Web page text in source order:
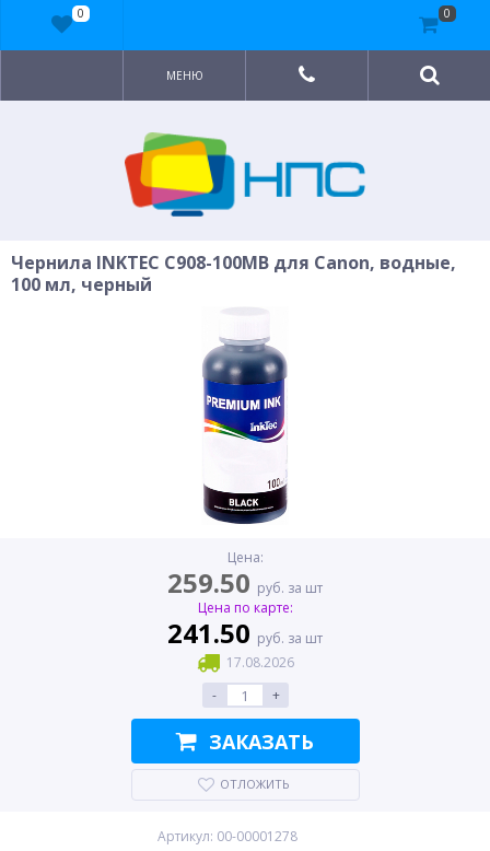
МЕНЮ
Чернила INKTEC C908-100MB для Canon, водные,
100 мл, черный
Цена:
259.50 руб. за шт
Цена по карте:
241.50 руб. за шт
17.08.2026
-
+
ЗАКАЗАТЬ
ОТЛОЖИТЬ
Артикул: 00-00001278
0 0